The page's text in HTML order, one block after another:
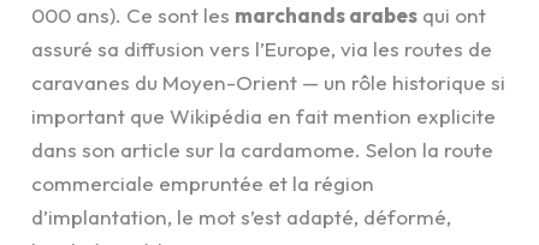
000 ans). Ce sont les marchands arabes qui ont
assuré sa diffusion vers l’Europe, via les routes de
caravanes du Moyen-Orient — un rôle historique si
important que Wikipédia en fait mention explicite
dans son article sur la cardamome. Selon la route
commerciale empruntée et la région
d’implantation, le mot s’est adapté, déformé,